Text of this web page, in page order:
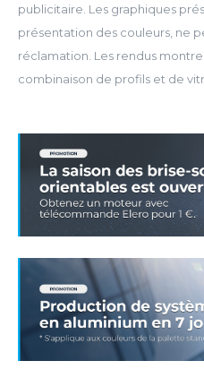
publicitaire. Les graphiques
présentation des couleurs, ne
réclamation. Les rendus
combinaison de profils et de